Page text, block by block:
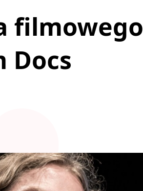
filmowego
Docs